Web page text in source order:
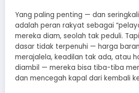
Yang paling penting — dan
adalah peran rakyat sebagai
mereka diam, seolah tak peduli.
dasar tidak terpenuhi — harga
merajalela, keadilan tak ada, atau
diambil — mereka bisa tiba-tiba
dan mencegah kapal dari kembali